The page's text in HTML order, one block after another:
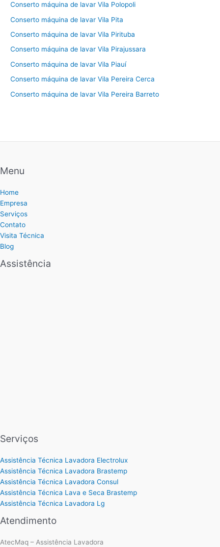
Conserto máquina de lavar Vila Polopoli
Conserto máquina de lavar Vila Pita
Conserto máquina de lavar Vila Pirituba
Conserto máquina de lavar Vila Pirajussara
Conserto máquina de lavar Vila Piauí
Conserto máquina de lavar Vila Pereira Cerca
Conserto máquina de lavar Vila Pereira Barreto
Menu
Home
Empresa
Serviços
Contato
Visita Técnica
Blog
Assistência
Serviços
Assistência Técnica Lavadora Electrolux
Assistência Técnica Lavadora Brastemp
Assistência Técnica Lavadora Consul
Assistência Técnica Lava e Seca Brastemp
Assistência Técnica Lavadora Lg
Atendimento
AtecMaq – Assistência Lavadora